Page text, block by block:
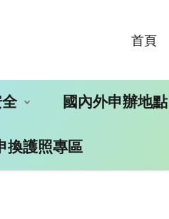
首頁
國內外申辦地點
換護照專區